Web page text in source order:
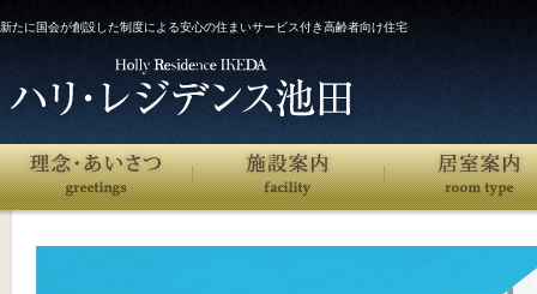
新たに国会が創設した制度による安心の住まいサービス付き高齢者向け住宅